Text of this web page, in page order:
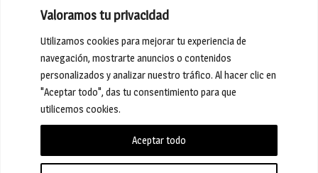
Valoramos tu privacidad
Utilizamos cookies para mejorar tu experiencia de
navegación, mostrarte anuncios o contenidos
personalizados y analizar nuestro tráfico. Al hacer clic en
"Aceptar todo", das tu consentimiento para que
utilicemos cookies.
Aceptar todo
Compañía
Sobre nosotros
Contacto